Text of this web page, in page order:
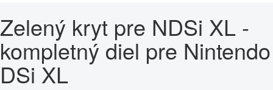
Zelený kryt pre NDSi XL -
kompletný diel pre Nintendo
DSi XL